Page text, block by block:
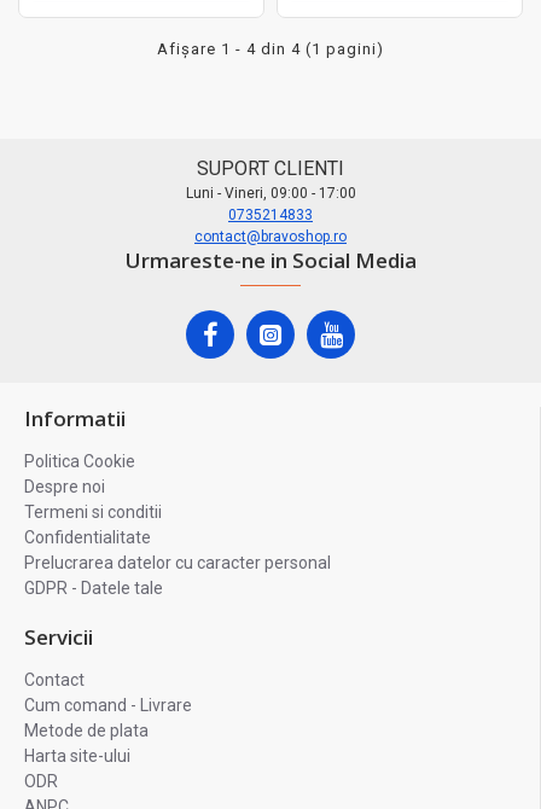
Afişare 1 - 4 din 4 (1 pagini)
SUPORT CLIENTI
Luni - Vineri, 09:00 - 17:00
0735214833
contact@bravoshop.ro
Urmareste-ne in Social Media
Informatii
Politica Cookie
Despre noi
Termeni si conditii
Confidentialitate
Prelucrarea datelor cu caracter personal
GDPR - Datele tale
Servicii
Contact
Cum comand - Livrare
Metode de plata
Harta site-ului
ODR